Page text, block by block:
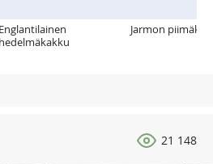
Englantilainen
hedelmäkakku
Jarmon
21 148